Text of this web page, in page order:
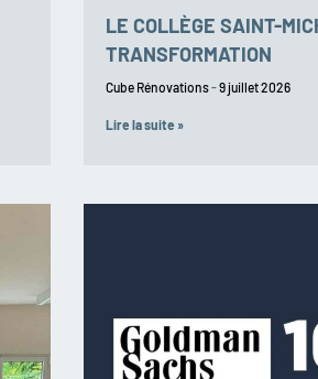
LE COLLÈGE SAINT-
TRANSFORMATION
Cube Rénovations 9 juillet 2026
Lire la suite »